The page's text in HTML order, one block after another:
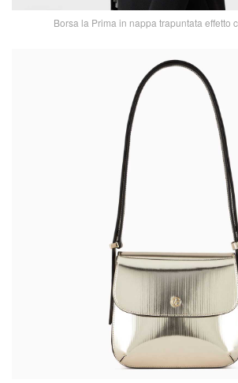
Borsa la Prima in nappa trapuntata effetto